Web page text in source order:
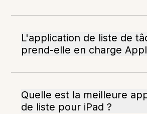
L'application de liste de
prend-elle en charge
Quelle est la meilleure
de liste pour iPad ?